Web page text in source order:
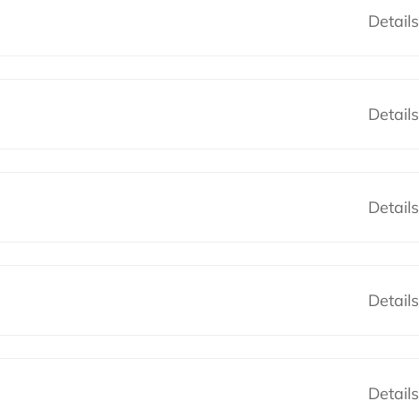
Details
Details
Details
Details
Details